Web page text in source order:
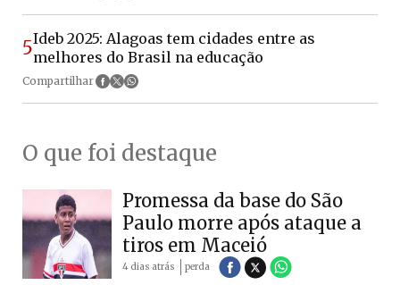
5Ideb 2025: Alagoas tem cidades entre as
melhores do Brasil na educação
Compartilhar
O que foi destaque
Promessa da base do São
Paulo morre após ataque a
tiros em Maceió
4 dias atrás perda